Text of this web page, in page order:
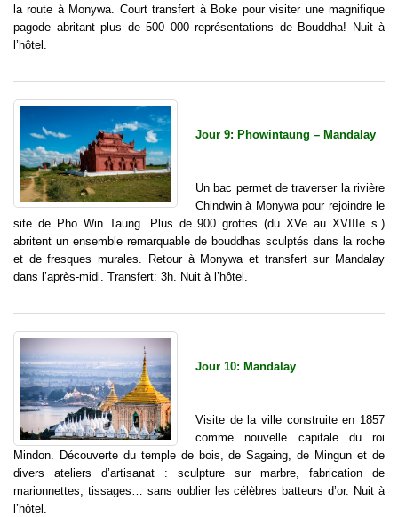
la route à Monywa. Court transfert à Boke pour visiter une magnifique
pagode abritant plus de 500 000 représentations de Bouddha! Nuit à
l’hôtel.
Jour 9: Phowintaung – Mandalay
Un bac permet de traverser la rivière
Chindwin à Monywa pour rejoindre le
site de Pho Win Taung. Plus de 900 grottes (du XVe au XVIIIe s.)
abritent un ensemble remarquable de bouddhas sculptés dans la roche
et de fresques murales. Retour à Monywa et transfert sur Mandalay
dans l’après-midi. Transfert: 3h. Nuit à l’hôtel.
Jour 10: Mandalay
Visite de la ville construite en 1857
comme nouvelle capitale du roi
Mindon. Découverte du temple de bois, de Sagaing, de Mingun et de
divers ateliers d’artisanat : sculpture sur marbre, fabrication de
marionnettes, tissages… sans oublier les célèbres batteurs d’or. Nuit à
l’hôtel.